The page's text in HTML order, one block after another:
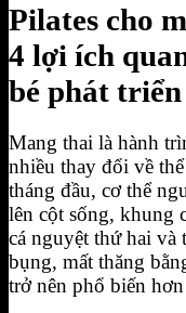
Pilates cho
4 lợi ích
bé phát
Mang thai là hành
nhiều thay đổi về
tháng đầu, cơ thể
lên cột sống, khung
cá nguyệt thứ hai và
bụng, mất thăng
trở nên phổ biến